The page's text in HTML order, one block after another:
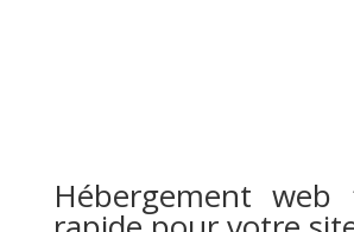
Hébergement